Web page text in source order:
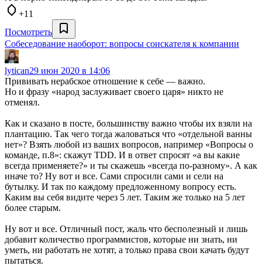
+11
Посмотреть
Собеседование наоборот: вопросы соискателя к компании
lytican29 июн 2020 в 14:06
Прививать нерабское отношение к себе — важно.
Но и фразу «народ заслуживает своего царя» никто не
отменял.
Как и сказано в посте, большинству важно чтобы их взяли на
плантацию. Так чего тогда жаловаться что «отдельной ванны
нет»? Взять любой из ваших вопросов, например «Вопросы о
команде, п.8»: скажут TDD. И в ответ спросят «а вы какие
всегда применяете?» и ты скажешь «всегда по-разному». А как
иначе то? Ну вот и все. Сами спросили сами и сели на
бутылку. И так по каждому предложенному вопросу есть.
Каким вы себя видите через 5 лет. Таким же только на 5 лет
более старым.
Ну вот и все. Отличный пост, жаль что бесполезный и лишь
добавит количество программистов, которые ни знать, ни
уметь, ни работать не хотят, а только права свои качать будут
пытаться.